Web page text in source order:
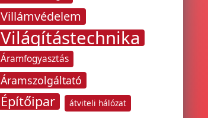
Villámvédelem
Világítástechnika
Áramfogyasztás
Áramszolgáltató
Építőipar átviteli hálózat